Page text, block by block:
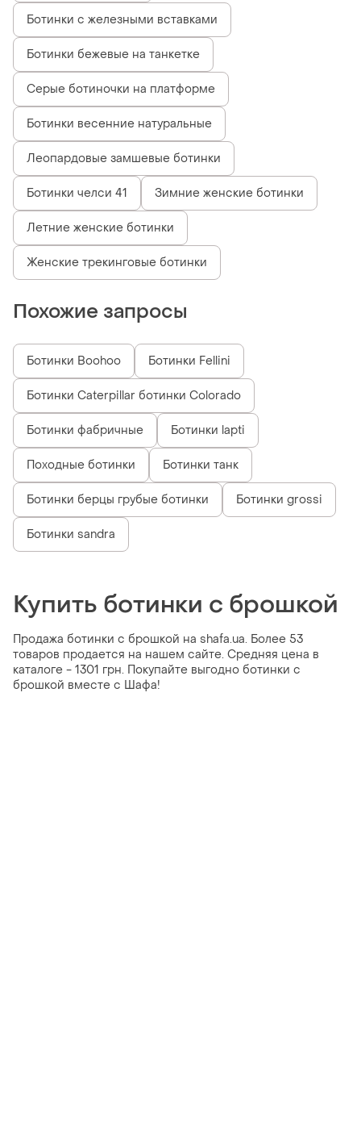
Ботинки с железными вставками
Ботинки бежевые на танкетке
Серые ботиночки на платформе
Ботинки весенние натуральные
Леопардовые замшевые ботинки
Ботинки челси 41 Зимние женские ботинки
Летние женские ботинки
Женские трекинговые ботинки
Похожие запросы
Ботинки Boohoo Ботинки Fellini
Ботинки Caterpillar ботинки Colorado
Ботинки фабричные Ботинки lapti
Походные ботинки Ботинки танк
Ботинки берцы грубые ботинки Ботинки grossi
Ботинки sandra
Купить ботинки с брошкой
Продажа ботинки с брошкой на shafa.ua. Более 53
товаров продается на нашем сайте. Средняя цена в
каталоге - 1301 грн. Покупайте выгодно ботинки с
брошкой вместе с Шафа!